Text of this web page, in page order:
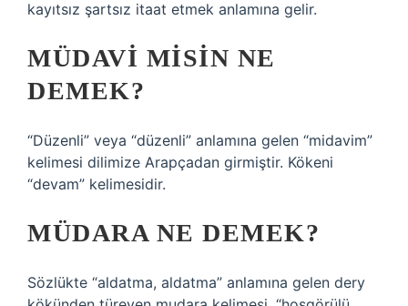
kayıtsız şartsız itaat etmek anlamına gelir.
MÜDAVI MISIN NE
DEMEK?
“Düzenli” veya “düzenli” anlamına gelen “midavim”
kelimesi dilimize Arapçadan girmiştir. Kökeni
“devam” kelimesidir.
MÜDARA NE DEMEK?
Sözlükte “aldatma, aldatma” anlamına gelen dery